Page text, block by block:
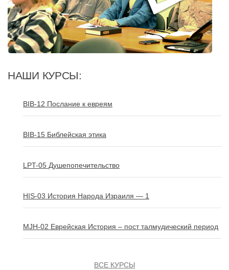
НАШИ КУРСЫ:
BIB-12 Послание к евреям
BIB-15 Библейская этика
LPT-05 Душепопечительство
HIS-03 История Народа Израиля — 1
MJH-02 Еврейская История – пост талмудический период
ВСЕ КУРСЫ